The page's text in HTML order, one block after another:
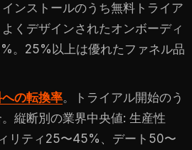
インストールのうち無料トライア
くデザインされたオンボーディ
。25%以上は優れたファネル品
への転換率。トライアル開始のう
縦断別の業界中央値: 生産性
リティ25〜45%、デート50〜